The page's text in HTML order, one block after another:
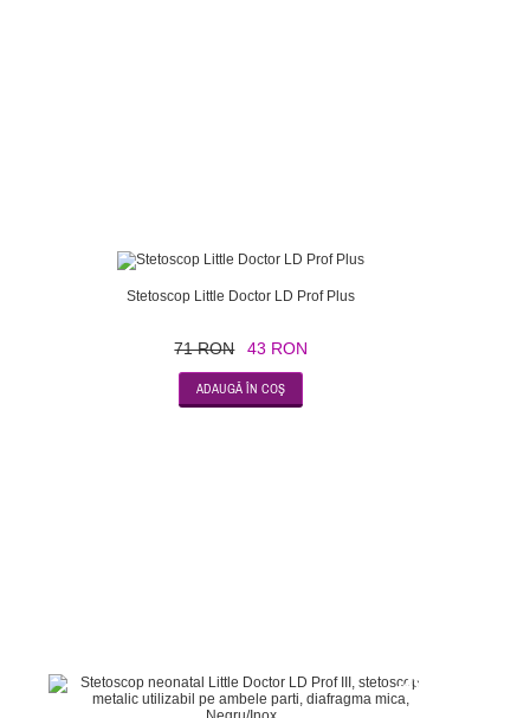
Stetoscop Little Doctor LD Prof Plus
71 RON 43 RON
-47